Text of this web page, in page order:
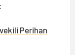
Perihan